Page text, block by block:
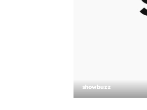
showbuzz